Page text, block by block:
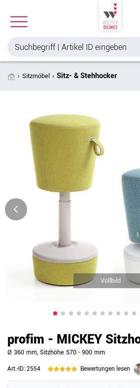
Sitzmöbel Sitz- & Stehhocker
Vollbild
profim - MICKEY
Ø 360 mm, Sitzhöhe 570 - 900 mm
Art.-ID: 2554 Bewertungen lesen